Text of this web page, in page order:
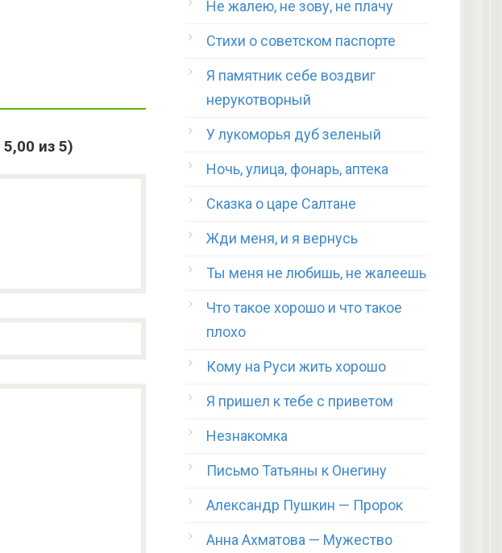
5,00 из 5)
Не жалею, не зову, не плачу
Стихи о советском паспорте
Я памятник себе воздвиг
нерукотворный
У лукоморья дуб зеленый
Ночь, улица, фонарь, аптека
Сказка о царе Салтане
Жди меня, и я вернусь
Ты меня не любишь, не жалеешь
Что такое хорошо и что такое
плохо
Кому на Руси жить хорошо
Я пришел к тебе с приветом
Незнакомка
Письмо Татьяны к Онегину
Александр Пушкин — Пророк
Анна Ахматова — Мужество